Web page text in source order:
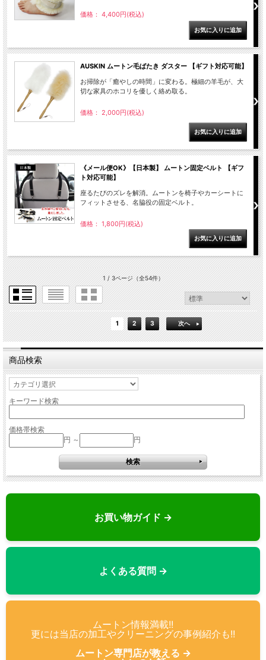
価格： 4,400円(税込)
AUSKIN ムートン毛ばたき ダスター 【ギフト対応可能】
お掃除が「癒やしの時間」に変わる。極細の羊毛が、大
切な家具のホコリを優しく絡め取る。
価格： 2,000円(税込)
《メール便OK》【日本製】 ムートン固定ベルト 【ギフ
ト対応可能】
座るたびのズレを解消。ムートンを椅子やカーシートに
フィットさせる、名脇役の固定ベルト。
価格： 1,800円(税込)
1 / 3ページ（全54件）
1 2 3 次へ
商品検索
キーワード検索
価格帯検索
円 ～
円
お買い物ガイド →
よくある質問 →
ムートン情報満載!!
更には当店の加工やクリーニングの事例紹介も!!
ムートン専門店が教える →